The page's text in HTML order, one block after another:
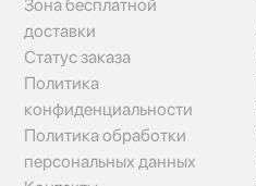
Зона бесплатной
доставки
Статус заказа
Политика
конфиденциальности
Политика обработки
персональных данных